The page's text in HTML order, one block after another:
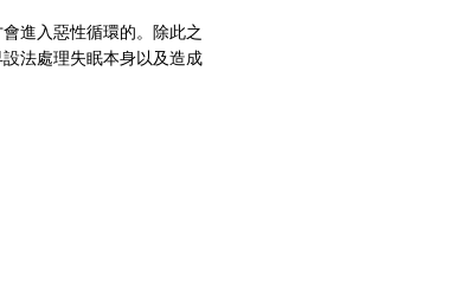
進入惡性循環的。除此之
法處理失眠本身以及造成